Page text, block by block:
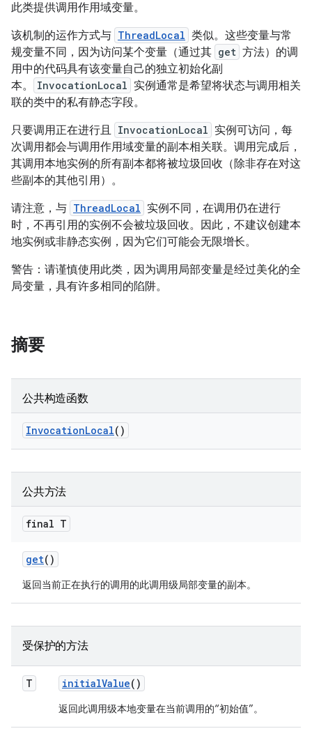
此类提供调用作用域变量。
该机制的运作方式与 ThreadLocal 类似。这些变量与常
规变量不同，因为访问某个变量（通过其 get 方法）的调
用中的代码具有该变量自己的独立初始化副
本。
InvocationLocal 实例通常是希望将状态与调用相关
联的类中的私有静态字段。
只要调用正在进行且 InvocationLocal 实例可访问，每
次调用都会与调用作用域变量的副本相关联。调用完成后，
其调用本地实例的所有副本都将被垃圾回收（除非存在对这
些副本的其他引用）。
请注意，与 ThreadLocal 实例不同，在调用仍在进行
时，不再引用的实例不会被垃圾回收。因此，不建议创建本
地实例或非静态实例，因为它们可能会无限增长。
警告：请谨慎使用此类，因为调用局部变量是经过美化的全
局变量，具有许多相同的陷阱。
摘要
公共构造函数
InvocationLocal()
公共方法
final T
get()
返回当前正在执行的调用的此调用级局部变量的副本。
受保护的方法
T initialValue()
返回此调用级本地变量在当前调用的“初始值”。